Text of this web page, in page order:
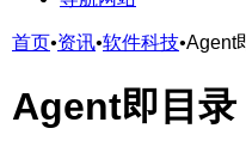
首页•资讯•软件科技•Agent
Agent即目